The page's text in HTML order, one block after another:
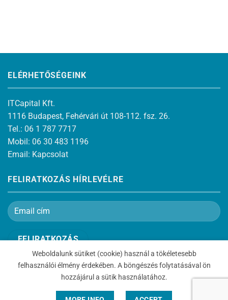
ELÉRHETŐSÉGEINK
ITCapital Kft.
1116 Budapest, Fehérvári út 108-112. fsz. 26.
Tel.: 06 1 787 7717
Mobil: 06 30 483 1196
Email: Kapcsolat
FELIRATKOZÁS HÍRLEVÉLRE
Copyright 2026 ©D-LinkShop - D-Link Wifi router, IP kamera,
Weboldalunk sütiket (cookie) használ a tökéletesebb
felhasználói élmény érdekében. A böngészés folytatásával ön
hozzájárul a sütik használatához.